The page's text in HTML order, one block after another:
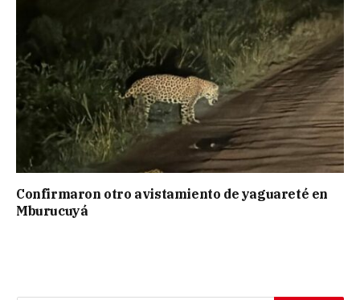
Confirmaron otro avistamiento de yaguareté en
Mburucuyá